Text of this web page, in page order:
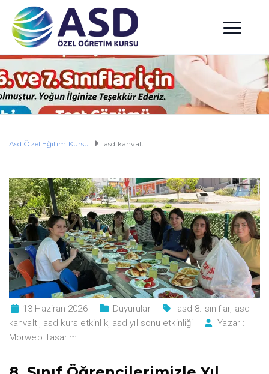
Asd Özel Eğitim Kursu asd kahvaltı
13 Haziran 2026 Duyurular asd 8. sınıflar, asd
kahvaltı, asd kurs etkinlik, asd yıl sonu etkinliği
Yazar :
Morweb Tasarım